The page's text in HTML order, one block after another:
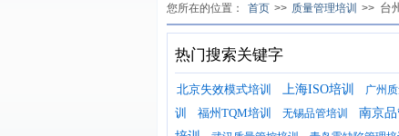
您所在的位置： 首页 >> 质量管理培训 >> 台
热门搜索关键字
北京失效模式培训 上海ISO培训 广州
训
福州TQM培训 无锡品管培训 南京品